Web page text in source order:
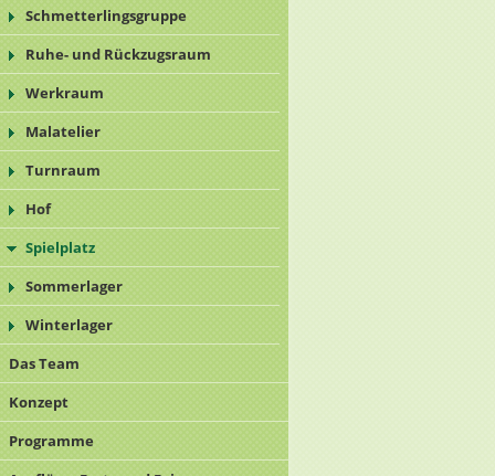
Schmetterlingsgruppe
Ruhe- und Rückzugsraum
Werkraum
Malatelier
Turnraum
Hof
Spielplatz
Sommerlager
Winterlager
Das Team
Konzept
Programme